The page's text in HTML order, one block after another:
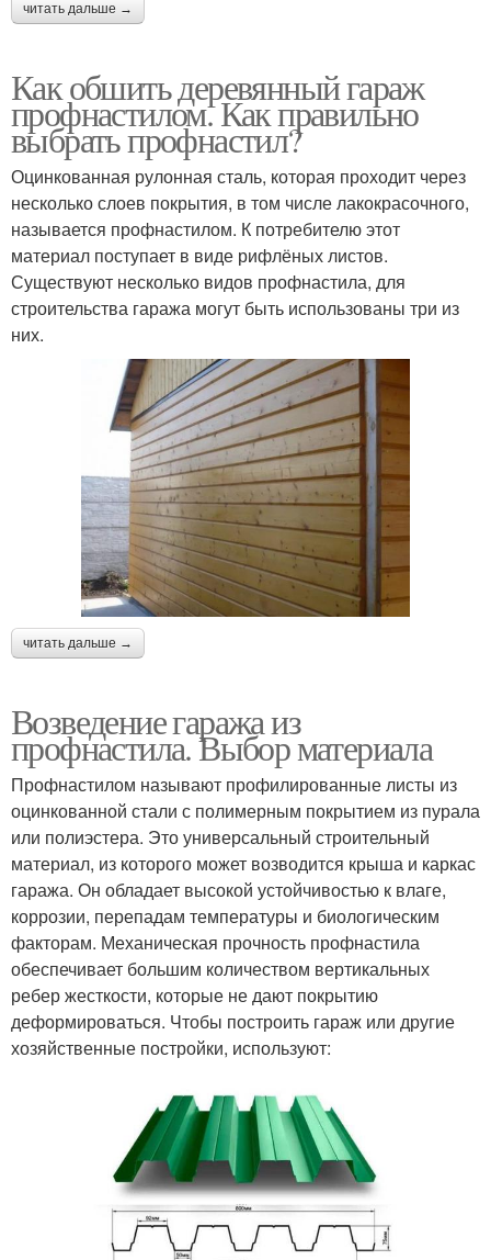
читать дальше →
Как обшить деревянный гараж
профнастилом. Как правильно
выбрать профнастил?
Оцинкованная рулонная сталь, которая проходит через
несколько слоев покрытия, в том числе лакокрасочного,
называется профнастилом. К потребителю этот
материал поступает в виде рифлёных листов.
Существуют несколько видов профнастила, для
строительства гаража могут быть использованы три из
них.
читать дальше →
Возведение гаража из
профнастила. Выбор материала
Профнастилом называют профилированные листы из
оцинкованной стали с полимерным покрытием из пурала
или полиэстера. Это универсальный строительный
материал, из которого может возводится крыша и каркас
гаража. Он обладает высокой устойчивостью к влаге,
коррозии, перепадам температуры и биологическим
факторам. Механическая прочность профнастила
обеспечивает большим количеством вертикальных
ребер жесткости, которые не дают покрытию
деформироваться. Чтобы построить гараж или другие
хозяйственные постройки, используют: